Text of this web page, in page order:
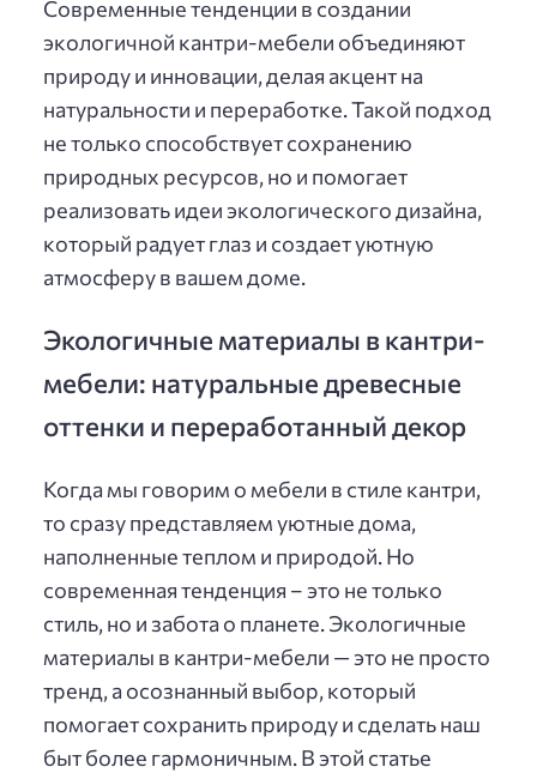
Современные тенденции в создании
экологичной кантри-мебели объединяют
природу и инновации, делая акцент на
натуральности и переработке. Такой подход
не только способствует сохранению
природных ресурсов, но и помогает
реализовать идеи экологического дизайна,
который радует глаз и создает уютную
атмосферу в вашем доме.
Экологичные материалы в кантри-
мебели: натуральные древесные
оттенки и переработанный декор
Когда мы говорим о мебели в стиле кантри,
то сразу представляем уютные дома,
наполненные теплом и природой. Но
современная тенденция – это не только
стиль, но и забота о планете. Экологичные
материалы в кантри-мебели — это не просто
тренд, а осознанный выбор, который
помогает сохранить природу и сделать наш
быт более гармоничным. В этой статье